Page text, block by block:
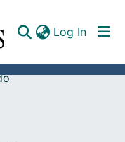
Log In